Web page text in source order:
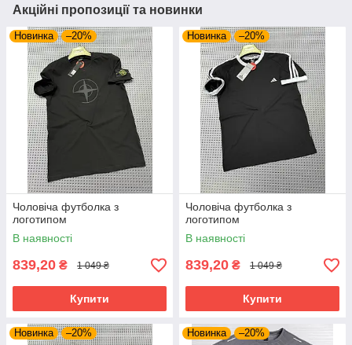
Акційні пропозиції та новинки
Новинка –20%
Чоловіча футболка з
логотипом
В наявності
839,20 ₴ 1 049 ₴
Купити
Новинка –20%
Чоловіча футболка з
логотипом
В наявності
839,20 ₴ 1 049 ₴
Купити
Новинка –20% Новинка –20%